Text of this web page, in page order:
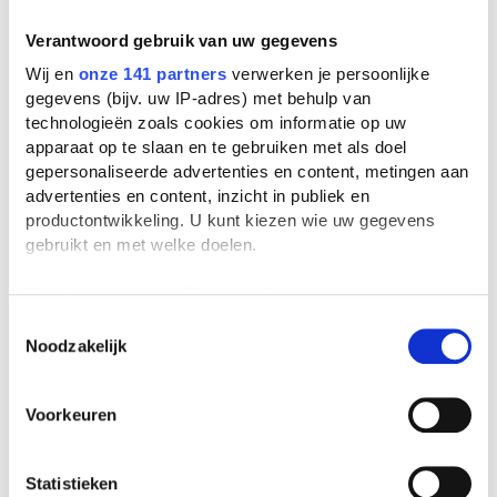
Verantwoord gebruik van uw gegevens
Wij en onze 141 partners verwerken je persoonlijke
gegevens (bijv. uw IP-adres) met behulp van
technologieën zoals cookies om informatie op uw
apparaat op te slaan en te gebruiken met als doel
gepersonaliseerde advertenties en content, metingen aan
advertenties en content, inzicht in publiek en
productontwikkeling. U kunt kiezen wie uw gegevens
gebruikt en met welke doelen.
Als u het toestaat, willen we ook graag:
locatie, die tot een paar meter nauwkeurig kan zijn
scannen op specifieke eigenschappen (fingerprinting)
Lees meer over hoe uw persoonlijke gegevens worden
U kunt uw toestemming op elk moment wijzigen of
Noodzakelijk
Voorkeuren
Statistieken
het zo verspreid, maar toch dichtbij is.
Hopelijk heb je nu een beter idee van hoe
het in elkaar steekt. Een kaasschaaf
gebruik je immers een stuk minder, maar
daarvan weet je wel hoe het ding werkt.
Vreemd toch?
Meer weten over hoe het internet werkt?
Check dit filmpje, deze
Gepubliceerd op 28 juni 2014
Lees verder